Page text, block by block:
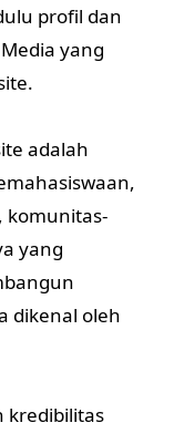
profil dan
yang
adalah
komunitas-
yang
dikenal oleh
kredibilitas